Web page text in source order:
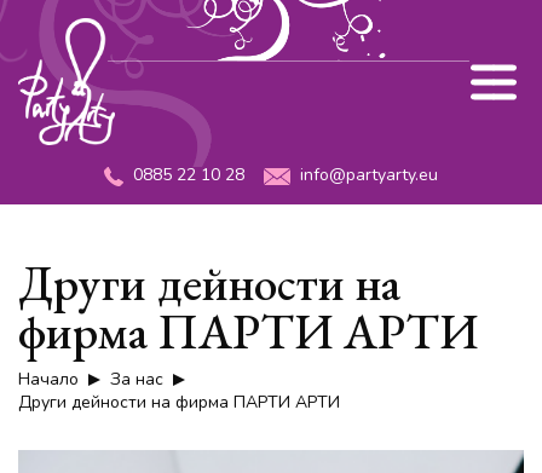
0885 22 10 28 info@partyarty.eu
Други дейности на
фирма ПАРТИ АРТИ
Начало
За нас
Други дейности на фирма ПАРТИ АРТИ